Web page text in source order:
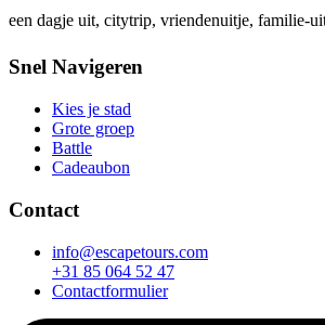
een dagje uit, citytrip, vriendenuitje, familie-
Snel Navigeren
Kies je stad
Grote groep
Battle
Cadeaubon
Contact
info@escapetours.com
+31 85 064 52 47
Contactformulier